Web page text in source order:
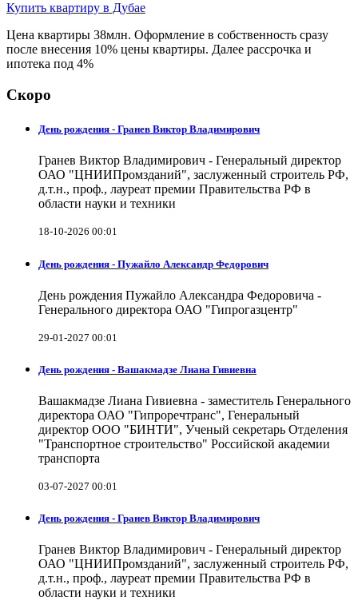
Купить квартиру в Дубае
Цена квартиры 38млн. Оформление в собственность сразу
после внесения 10% цены квартиры. Далее рассрочка и
ипотека под 4%
Скоро
День рождения - Гранев Виктор Владимирович
Гранев Виктор Владимирович - Генеральный директор
ОАО "ЦНИИПромзданий", заслуженный строитель РФ,
д.т.н., проф., лауреат премии Правительства РФ в
области науки и техники
18-10-2026 00:01
День рождения - Пужайло Александр Федорович
День рождения Пужайло Александра Федоровича -
Генерального директора ОАО "Гипрогазцентр"
29-01-2027 00:01
День рождения - Вашакмадзе Лиана Гивиевна
Вашакмадзе Лиана Гивиевна - заместитель Генерального
директора ОАО "Гипроречтранс", Генеральный
директор ООО "БИНТИ", Ученый секретарь Отделения
"Транспортное строительство" Российской академии
транспорта
03-07-2027 00:01
День рождения - Гранев Виктор Владимирович
Гранев Виктор Владимирович - Генеральный директор
ОАО "ЦНИИПромзданий", заслуженный строитель РФ,
д.т.н., проф., лауреат премии Правительства РФ в
области науки и техники